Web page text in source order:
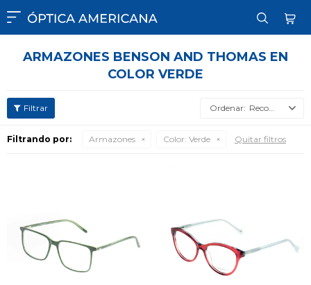

ARMAZONES BENSON AND THOMAS EN
COLOR VERDE
Recomendados
Filtrando por: Armazones Color: Verde Quitar filtros